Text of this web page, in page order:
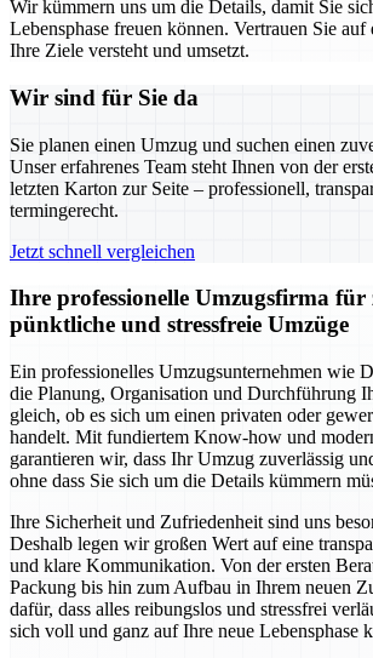
Wir kümmern uns um die Details, damit Sie
Lebensphase freuen können. Vertrauen Sie auf
Ihre Ziele versteht und umsetzt.
Wir sind für Sie da
Sie planen einen Umzug und suchen einen
Unser erfahrenes Team steht Ihnen von der
letzten Karton zur Seite – professionell,
termingerecht.
Jetzt schnell vergleichen
Ihre professionelle Umzugsfirma für
pünktliche und stressfreie Umzüge
Ein professionelles Umzugsunternehmen wie
die Planung, Organisation und Durchführung
gleich, ob es sich um einen privaten oder
handelt. Mit fundiertem Know-how und
garantieren wir, dass Ihr Umzug zuverlässig
ohne dass Sie sich um die Details kümmern
Ihre Sicherheit und Zufriedenheit sind uns
Deshalb legen wir großen Wert auf eine
und klare Kommunikation. Von der ersten
Packung bis hin zum Aufbau in Ihrem neuen
dafür, dass alles reibungslos und stressfrei
sich voll und ganz auf Ihre neue Lebensphase